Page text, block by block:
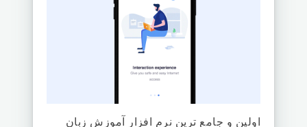
اولین و جامع ترین نرم افزار آموزش زبان